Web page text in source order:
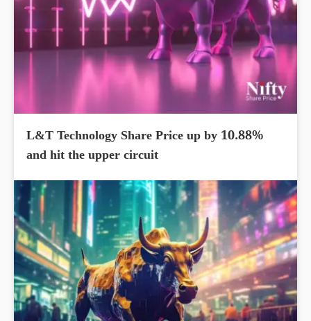
L&T Technology Share Price up by 10.88%
and hit the upper circuit